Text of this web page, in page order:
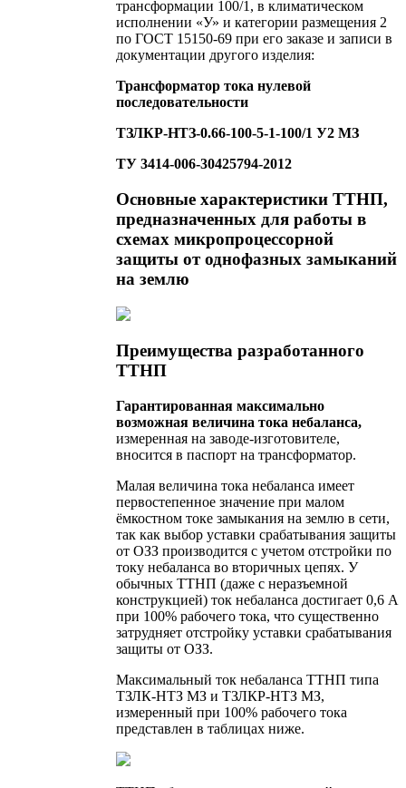
трансформации 100/1, в климатическом
исполнении «У» и категории размещения 2
по ГОСТ 15150-69 при его заказе и записи в
документации другого изделия:
Трансформатор тока нулевой
последовательности
ТЗЛКР-НТЗ-0.66-100-5-1-100/1 У2 МЗ
ТУ 3414-006-30425794-2012
Основные характеристики ТТНП,
предназначенных для работы в
схемах микропроцессорной
защиты от однофазных замыканий
на землю
Преимущества разработанного
ТТНП
Гарантированная максимально
возможная величина тока небаланса,
измеренная на заводе-изготовителе,
вносится в паспорт на трансформатор.
Малая величина тока небаланса имеет
первостепенное значение при малом
ёмкостном токе замыкания на землю в сети,
так как выбор уставки срабатывания защиты
от ОЗЗ производится с учетом отстройки по
току небаланса во вторичных цепях. У
обычных ТТНП (даже с неразъемной
конструкцией) ток небаланса достигает 0,6 А
при 100% рабочего тока, что существенно
затрудняет отстройку уставки срабатывания
защиты от ОЗЗ.
Максимальный ток небаланса ТТНП типа
ТЗЛК-НТЗ МЗ и ТЗЛКР-НТЗ МЗ,
измеренный при 100% рабочего тока
представлен в таблицах ниже.